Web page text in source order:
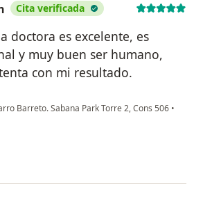
Cita verificada
doctora es excelente, es
y muy buen ser humano,
con mi resultado.
Barreto. Sabana Park Torre 2, Cons 506 •
Beltrán